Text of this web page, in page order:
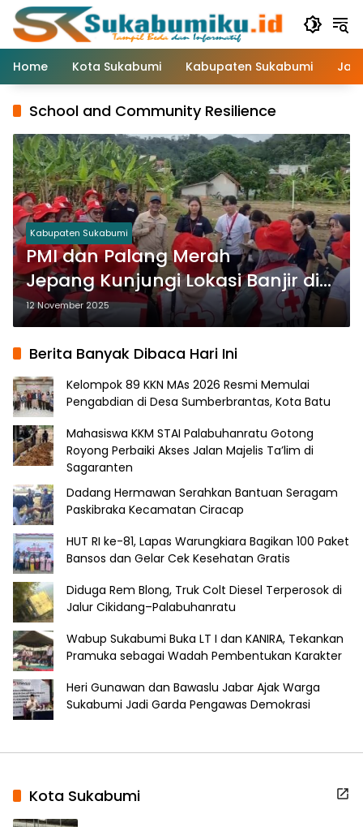
Langsung
konten
Home
Kota Sukabumi Kabupaten Sukabumi
School and Community Resilience
Kabupaten Sukabumi
PMI dan Palang Merah
Jepang Kunjungi Lokasi Banjir di
Cisolok Sukabumi
12 November 2025
Berita Banyak Dibaca Hari Ini
Kelompok 89 KKN MAs 2026 Resmi Memulai
Pengabdian di Desa Sumberbrantas, Kota Batu
Mahasiswa KKM STAI Palabuhanratu Gotong
Royong Perbaiki Akses Jalan Majelis Ta’lim di
Sagaranten
Dadang Hermawan Serahkan Bantuan Seragam
Paskibraka Kecamatan Ciracap
HUT RI ke-81, Lapas Warungkiara Bagikan 100 Paket
Bansos dan Gelar Cek Kesehatan Gratis
Diduga Rem Blong, Truk Colt Diesel Terperosok di
Jalur Cikidang–Palabuhanratu
Wabup Sukabumi Buka LT I dan KANIRA, Tekankan
Pramuka sebagai Wadah Pembentukan Karakter
Heri Gunawan dan Bawaslu Jabar Ajak Warga
Sukabumi Jadi Garda Pengawas Demokrasi
Kota Sukabumi